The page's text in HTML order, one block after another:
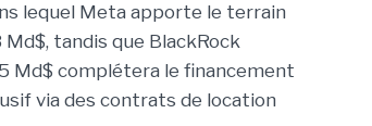
lequel Meta apporte le terrain
tandis que BlackRock
Md$ complétera le financement
via des contrats de location